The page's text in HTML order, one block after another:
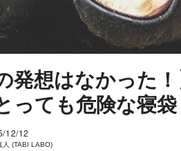
発想はなかった
っても危険な寝袋
12/12
人 (TABI LABO)